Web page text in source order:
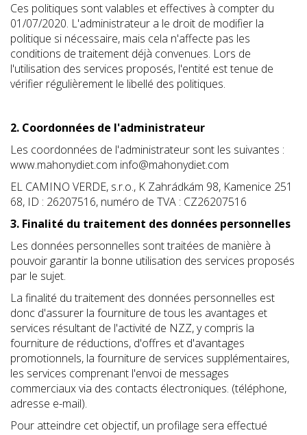
Ces politiques sont valables et effectives à compter du
01/07/2020. L'administrateur a le droit de modifier la
politique si nécessaire, mais cela n'affecte pas les
conditions de traitement déjà convenues. Lors de
l'utilisation des services proposés, l'entité est tenue de
vérifier régulièrement le libellé des politiques.
2. Coordonnées de l'administrateur
Les coordonnées de l'administrateur sont les suivantes :
www.mahonydiet.com info@mahonydiet.com
EL CAMINO VERDE, s.r.o., K Zahrádkám 98, Kamenice 251
68, ID : 26207516, numéro de TVA : CZ26207516
3. Finalité du traitement des données personnelles
Les données personnelles sont traitées de manière à
pouvoir garantir la bonne utilisation des services proposés
par le sujet.
La finalité du traitement des données personnelles est
donc d'assurer la fourniture de tous les avantages et
services résultant de l'activité de NZZ, y compris la
fourniture de réductions, d'offres et d'avantages
promotionnels, la fourniture de services supplémentaires,
les services comprenant l'envoi de messages
commerciaux via des contacts électroniques. (téléphone,
adresse e-mail).
Pour atteindre cet objectif, un profilage sera effectué